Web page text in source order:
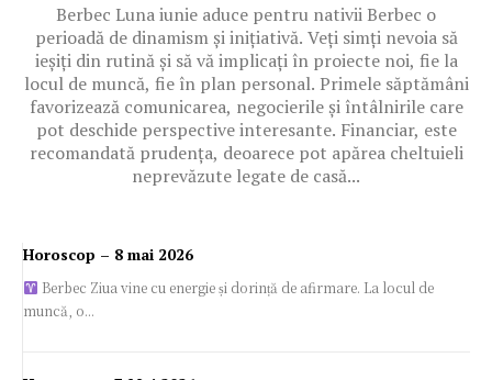
Berbec Luna iunie aduce pentru nativii Berbec o
perioadă de dinamism și inițiativă. Veți simți nevoia să
ieșiți din rutină și să vă implicați în proiecte noi, fie la
locul de muncă, fie în plan personal. Primele săptămâni
favorizează comunicarea, negocierile și întâlnirile care
pot deschide perspective interesante. Financiar, este
recomandată prudența, deoarece pot apărea cheltuieli
neprevăzute legate de casă...
Horoscop – 8 mai 2026
Berbec Ziua vine cu energie și dorință de afirmare. La locul de
muncă, o...